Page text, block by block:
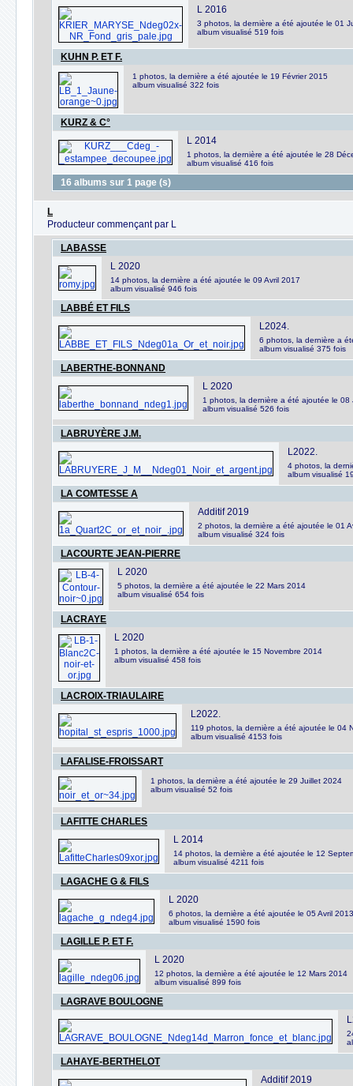
L 2016
3 photos, la dernière a été ajoutée le 01
album visualisé 519 fois
KUHN P. ET F.
1 photos, la dernière a été ajoutée le 19 Février 2015
album visualisé 322 fois
KURZ & C°
L 2014
1 photos, la dernière a été ajoutée le 28
album visualisé 416 fois
16 albums sur 1 page (s)
L
Producteur commençant par L
LABASSE
L 2020
14 photos, la dernière a été ajoutée le 09 Avril 2017
album visualisé 946 fois
LABBÉ ET FILS
L2024.
6 photos, la dernière a
album visualisé 375 fois
LABERTHE-BONNAND
L 2020
1 photos, la dernière a été ajoutée le 08
album visualisé 526 fois
LABRUYÈRE J.M.
L2022.
4 photos, la
album visualisé
LA COMTESSE A
Additif 2019
2 photos, la dernière a été ajoutée le 01
album visualisé 324 fois
LACOURTE JEAN-PIERRE
L 2020
5 photos, la dernière a été ajoutée le 22 Mars 2014
album visualisé 654 fois
LACRAYE
L 2020
1 photos, la dernière a été ajoutée le 15 Novembre 2014
album visualisé 458 fois
LACROIX-TRIAULAIRE
L2022.
119 photos, la dernière a été ajoutée le 04
album visualisé 4153 fois
LAFALISE-FROISSART
1 photos, la dernière a été ajoutée le 29 Juillet 2024
album visualisé 52 fois
LAFITTE CHARLES
L 2014
14 photos, la dernière a été ajoutée le 12
album visualisé 4211 fois
LAGACHE G & FILS
L 2020
6 photos, la dernière a été ajoutée le 05 Avril 2013
album visualisé 1590 fois
LAGILLE P. ET F.
L 2020
12 photos, la dernière a été ajoutée le 12 Mars 2014
album visualisé 899 fois
LAGRAVE BOULOGNE
LAHAYE-BERTHELOT
Additif 2019